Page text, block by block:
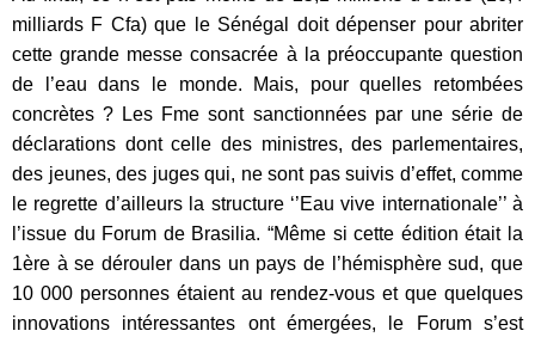
milliards F Cfa) que le Sénégal doit dépenser pour abriter
cette grande messe consacrée à la préoccupante question
de l’eau dans le monde. Mais, pour quelles retombées
concrètes ? Les Fme sont sanctionnées par une série de
déclarations dont celle des ministres, des parlementaires,
des jeunes, des juges qui, ne sont pas suivis d’effet, comme
le regrette d’ailleurs la structure ‘’Eau vive internationale’’ à
l’issue du Forum de Brasilia. “Même si cette édition était la
1ère à se dérouler dans un pays de l’hémisphère sud, que
10 000 personnes étaient au rendez-vous et que quelques
innovations intéressantes ont émergées, le Forum s’est